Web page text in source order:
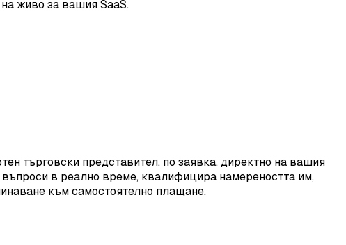
живо за вашия SaaS.
търговски представител, по заявка, директно на вашия
въпроси в реално време, квалифицира намереността им,
към самостоятелно плащане.